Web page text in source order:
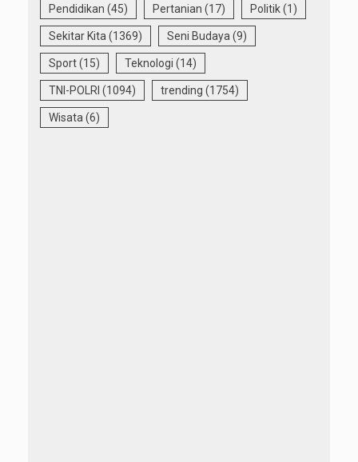
Pendidikan (45) Pertanian (17) Politik(1)
Sekitar Kita (1369) Seni Budaya (9)
Sport(15) Teknologi (14)
TNI-POLRI (1094) trending (1754)
Wisata (6)